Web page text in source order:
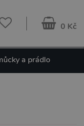
0 Kč
a prádlo